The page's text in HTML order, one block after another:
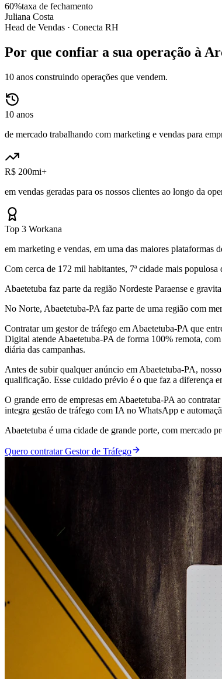
60%taxa de fechamento
Juliana Costa
Head de Vendas · Conecta RH
Por que confiar a sua operação à
10 anos construindo operações que vendem.
10 anos
de mercado trabalhando com marketing e vendas para
R$ 200mi+
em vendas geradas para os nossos clientes ao longo da
Top 3 Workana
em marketing e vendas, em uma das maiores plataformas
Com cerca de 172 mil habitantes, 7ª cidade mais
Abaetetuba faz parte da região Nordeste Paraense e
No Norte, Abaetetuba-PA faz parte de uma região com
Contratar um gestor de tráfego em Abaetetuba-PA que
Digital atende Abaetetuba-PA de forma 100% remota,
diária das campanhas.
Antes de subir qualquer anúncio em Abaetetuba-PA,
qualificação. Esse cuidado prévio é o que faz a diferença
O grande erro de empresas em Abaetetuba-PA ao
integra gestão de tráfego com IA no WhatsApp e
Abaetetuba é uma cidade de grande porte, com mercado
Quero contratar Gestor de Tráfego